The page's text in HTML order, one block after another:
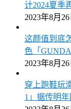
计2024夏季
2023年8月26
这颜值到底
色「
2023年8月26
穿上跑鞋玩
1」据传明年